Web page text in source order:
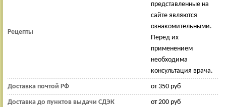
Рецепты
представленные на
сайте являются
ознакомительными.
Перед их
применением
необходима
консультация врача.
Доставка почтой РФ от 350 руб
Доставка до пунктов выдачи СДЭК от 200 руб